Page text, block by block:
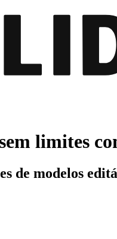
limites
de modelos